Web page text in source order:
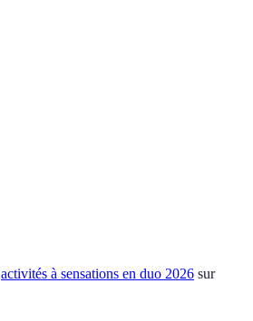
activités à sensations en duo 2026 sur